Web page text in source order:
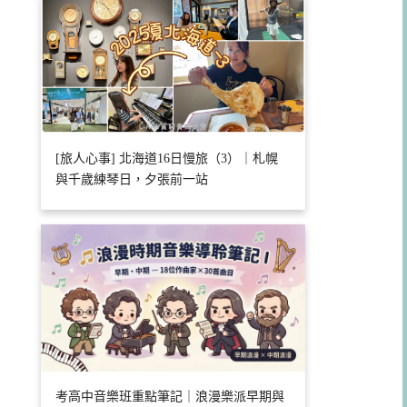
[旅人心事] 北海道16日慢旅（3）｜札幌
與千歲練琴日，夕張前一站
考高中音樂班重點筆記｜浪漫樂派早期與